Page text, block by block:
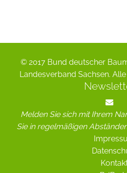
© 2017 Bund deutscher
Landesverband Sachsen.
Melden Sie sich mit Ihrem
Sie in regelmäßigen